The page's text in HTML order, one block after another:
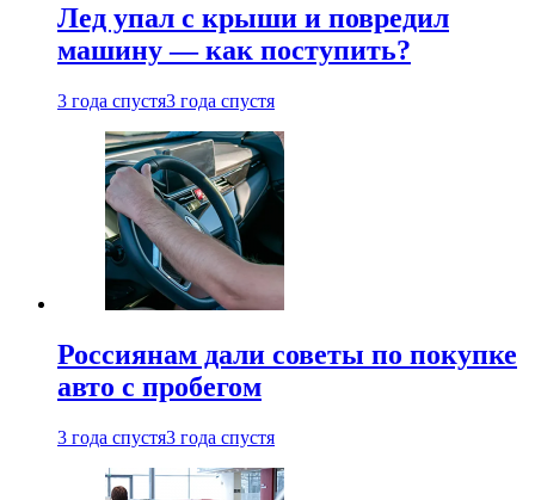
Лед упал с крыши и повредил
машину — как поступить?
3 года спустя3 года спустя
Россиянам дали советы по покупке
авто с пробегом
3 года спустя3 года спустя